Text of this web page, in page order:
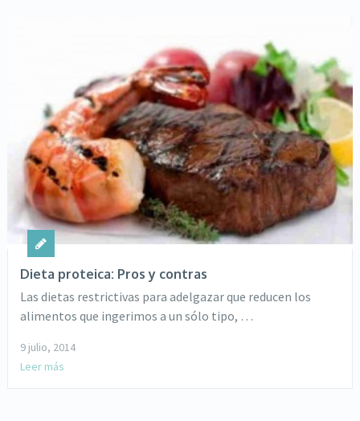
Dieta proteica: Pros y contras
Las dietas restrictivas para adelgazar que reducen los
alimentos que ingerimos a un sólo tipo, …
9 julio, 2014
Leer más